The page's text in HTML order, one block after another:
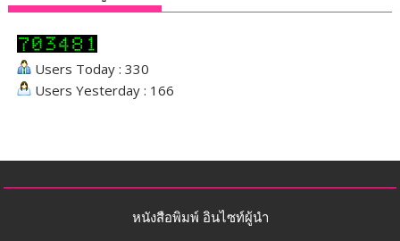
Users Today : 330
Users Yesterday : 166
หนังสือพิมพ์ อินไซท์ผู้นำ